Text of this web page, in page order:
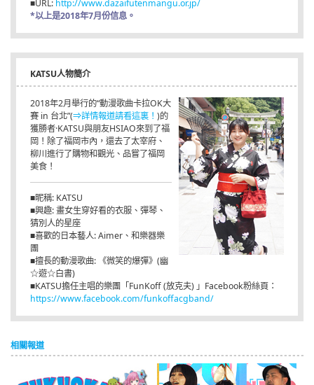
■URL: http://www.dazaifutenmangu.or.jp/
*以上是2018年7月份信息。
KATSU人物簡介
2018年2月舉行的“動漫歌曲卡拉OK大
賽 in 台北”(⇒詳情報道請看這裏！ )的
獲勝者·KATSU與朋友HSIAO來到了福
岡！除了福岡市內，還去了太宰府、
柳川進行了購物和觀光、品嘗了福岡
美食！
■昵稱: KATSU
■興趣: 畫女生穿好看的衣服、彈琴、
猜別人的星座
■喜歡的日本藝人: Aimer、和樂器樂
團
■擅長的動漫歌曲: 《微笑的爆彈》(幽
☆遊☆白書)
■KATSU擔任主唱的樂團「FunKoff (放克夫) 」Facebook粉絲頁：
https://www.facebook.com/funkoffacgband/
相關報道